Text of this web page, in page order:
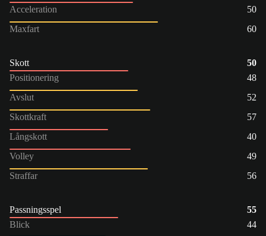
Acceleration
50
Maxfart
60
Skott
50
Positionering
48
Avslut
52
Skottkraft
57
Långskott
40
Volley
49
Straffar
56
Passningsspel
55
Blick
44